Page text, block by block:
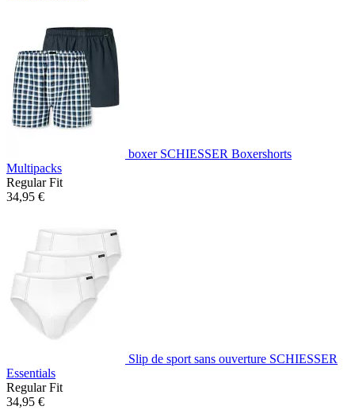
boxer SCHIESSER Boxershorts
Multipacks
Regular Fit
34,95 €
Slip de sport sans ouverture SCHIESSER
Essentials
Regular Fit
34,95 €